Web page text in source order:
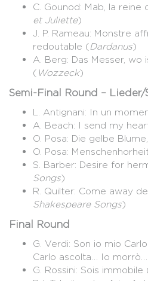
C. Gounod: Mab, la
et Juliette)
J. P. Rameau: Monstre
redoutable (Dardanus)
A. Berg: Das Messer, wo
( Wozzeck)
Semi-Final Round –
L. Antignani: In un
A. Beach: I send my
O. Posa: Die gelbe
O. Posa:
S. Barber: Desire for
Songs)
R. Quilter: Come away
Shakespeare Songs)
Final Round
G. Verdi: Son io mio
Carlo ascolta… Io
G. Rossini: Sois immobile